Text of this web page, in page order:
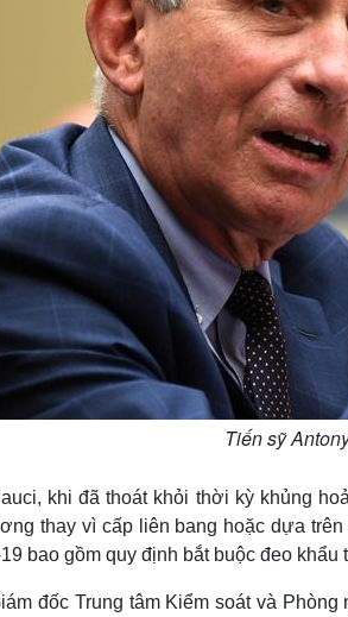
Tiến sỹ
khi đã thoát khỏi thời kỳ khủng
thay vì cấp liên bang hoặc dựa
bao gồm quy định bắt buộc đeo
đốc Trung tâm Kiểm soát và